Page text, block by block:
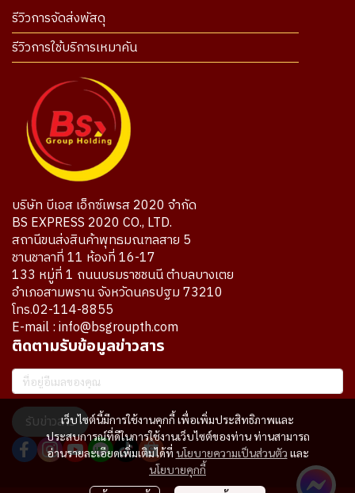
เว็บไซต์นี้มีการใช้งานคุกกี้ เพื่อเพิ่มประสิทธิภาพและ
ประสบการณ์ที่ดีในการใช้งานเว็บไซต์ของท่าน ท่านสามารถ
อ่านรายละเอียดเพิ่มเติมได้ที่ นโยบายความเป็นส่วนตัว และ
นโยบายคุกกี้
รีวิวการจัดส่งพัสดุ
รีวิวการใช้บริการเหมาคัน
บริษัท บีเอส เอ็กซ์เพรส 2020 จำกัด
BS EXPRESS 2020 CO., LTD.
สถานีขนส่งสินค้าพุทธมณฑลสาย 5
ชานชาลาที่ 11 ห้องที่ 16-17
133 หมู่ที่ 1 ถนนบรมราชชนนี ตำบลบางเตย
อำเภอสามพราน จังหวัดนครปฐม 73210
โทร.02-114-8855
E-mail : info@bsgroupth.com
ติดตามรับข้อมูลข่าวสาร
รับข่าวสาร